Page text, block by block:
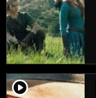
player2